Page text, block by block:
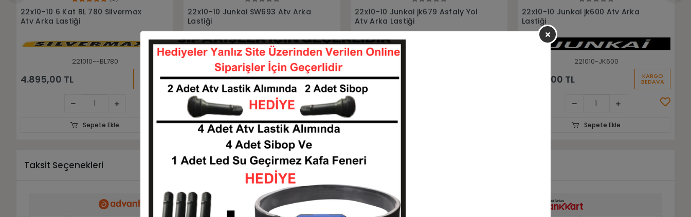
Sepete Ekle
22x10-10 Junkai SW693 Atv Arka
Lastiği
221010-SW693
4.250,00 TL KARGO
BEDAVA
Sepete Ekle
22x10-10 Junkai jk679 Asfaly Yol
Atv Arka Lastiği
221010-JK679
4.500,00 TL KARGO
BEDAVA
Sepete Ekle
22x10-10 Junkai jk600 Atv Arka
Lastiği
4.250,00 TL
22x7-10 22x10-10 Billas Bl777 4Kat
Ön Arka Takım Atv Lastiği
22710-221010-BİLLAS-BL777
16.456,00 TL KARGO
BEDAVA
Sepete Ekle
Taksit Seçenekleri